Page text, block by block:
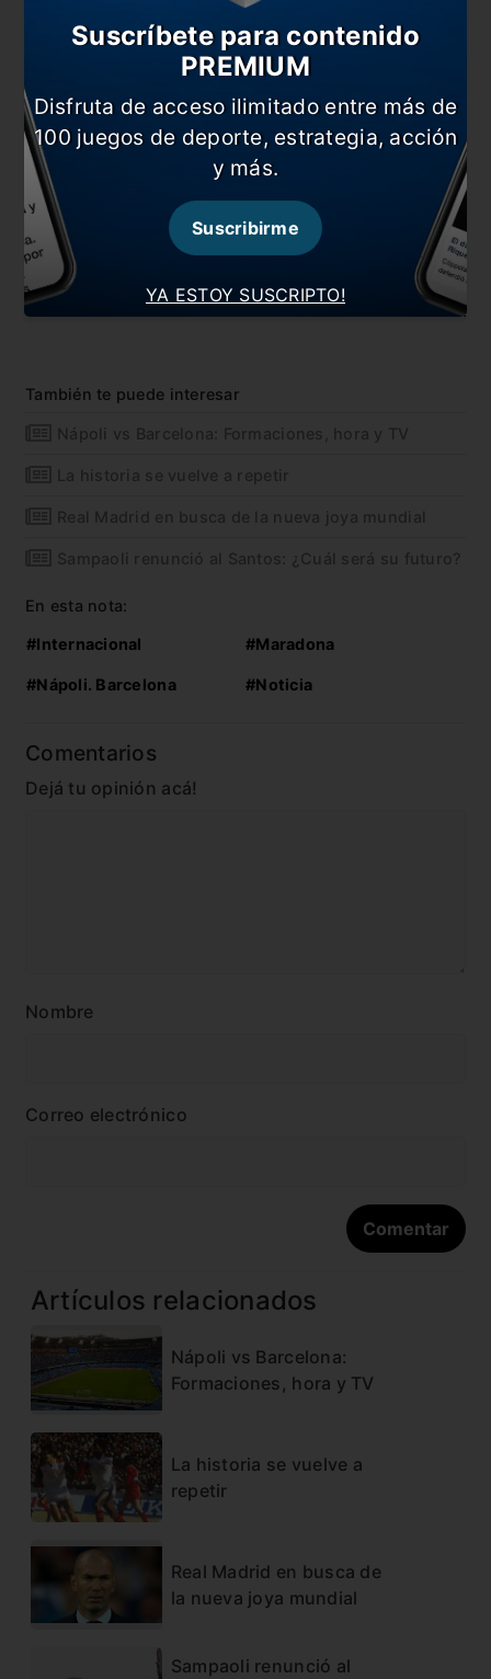
También te puede interesar
Nápoli vs Barcelona: Formaciones, hora y TV
La historia se vuelve a repetir
Real Madrid en busca de la nueva joya mundial
Sampaoli renunció al Santos: ¿Cuál será su futuro?
En esta nota:
#Internacional #Maradona
#Nápoli. Barcelona #Noticia
Comentarios
Dejá tu opinión acá!
Nombre
Correo electrónico
Artículos relacionados
Nápoli vs Barcelona:
Formaciones, hora y TV
La historia se vuelve a
repetir
Real Madrid en busca de
la nueva joya mundial
Sampaoli renunció al
YA ESTOY SUSCRIPTO!
Suscríbete para contenido
PREMIUM
Disfruta de acceso ilimitado entre más de
100 juegos de deporte, estrategia, acción
y más.
Suscribirme